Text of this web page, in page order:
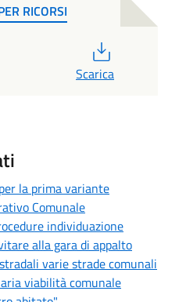
RICORSI
Scarica
la prima variante
Comunale
individuazione
alla gara di appalto
varie strade comunali
viabilità comunale